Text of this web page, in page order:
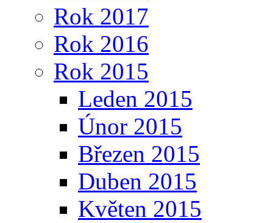
Rok 2017
Rok 2016
Rok 2015
Leden 2015
Únor 2015
Březen 2015
Duben 2015
Květen 2015